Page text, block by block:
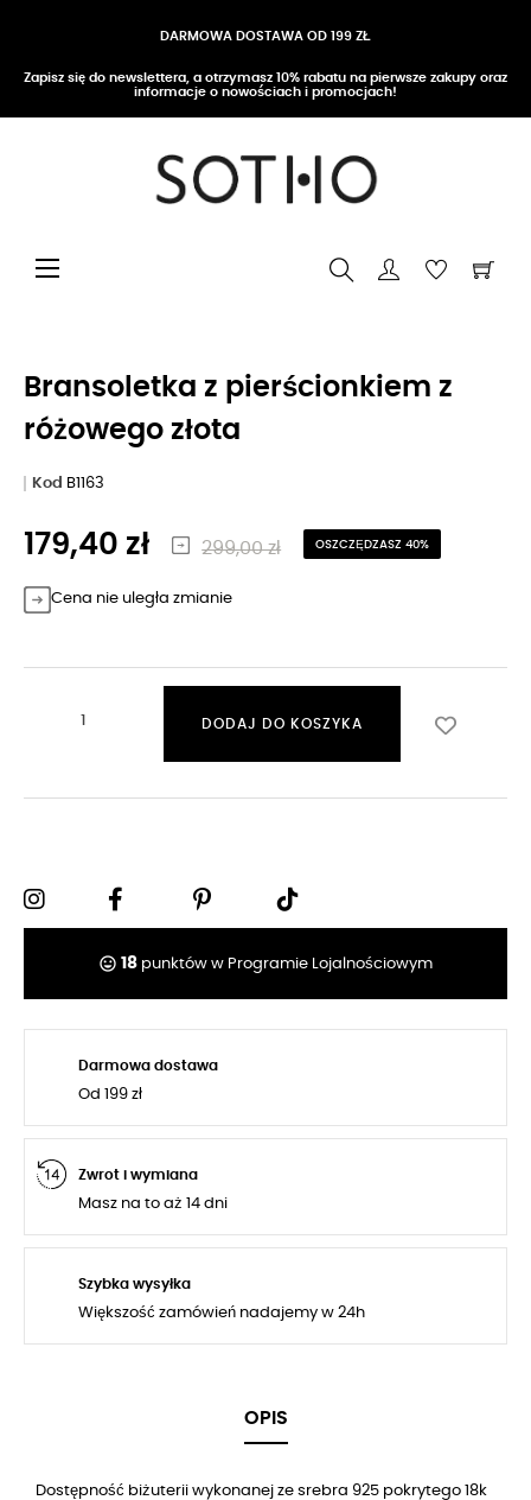
DARMOWA DOSTAWA OD 199 ZŁ
Zapisz się do newslettera, a otrzymasz 10% rabatu na pierwsze zakupy oraz
informacje o nowościach i promocjach!
Przełącz nawigację
☰
Bransoletka z pierścionkiem z
różowego złota
Kod B1163
179,40 zł 299,00 zł OSZCZĘDZASZ 40%
Cena nie uległa zmianie
DODAJ DO KOSZYKA
tag_faces 18 punktów w Programie Lojalnościowym
Darmowa dostawa
Od 199 zł
Zwrot i wymiana
Masz na to aż 14 dni
Szybka wysyłka
Większość zamówień nadajemy w 24h
OPIS
Dostępność biżuterii wykonanej ze srebra 925 pokrytego 18k